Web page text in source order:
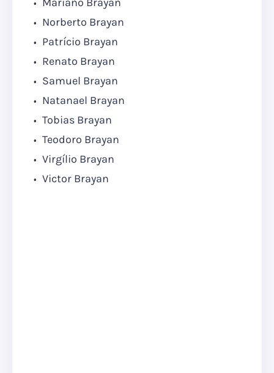
Norberto Brayan
Patrício Brayan
Renato Brayan
Samuel Brayan
Natanael Brayan
Tobias Brayan
Teodoro Brayan
Virgílio Brayan
Victor Brayan